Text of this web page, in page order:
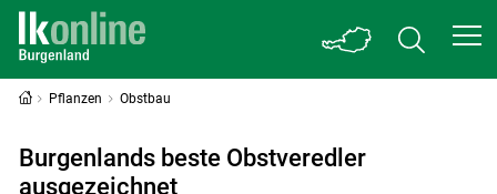
Pflanzen Obstbau
Burgenlands beste Obstveredler
ausgezeichnet